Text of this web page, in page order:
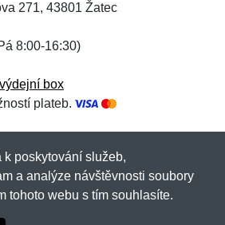
271, 43801 Žatec
8:00-16:30)
box
plateb.
k poskytování služeb,
a analýze návštěvnosti soubory
tohoto webu s tím souhlasíte.